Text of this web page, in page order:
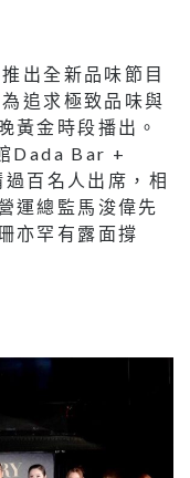
出全新品味節目
追求極致品味與
黃金時段播出。
Dada Bar +
百名人出席，相
運總監馬浚偉先
亦罕有露面撐